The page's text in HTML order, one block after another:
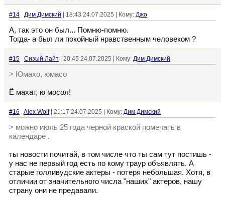
#14 Дим Димский | 18:43 24.07.2025 | Кому: Джо
А, так это он был... Помню-помню.
Тогда- а был ли покойный нравственным человеком ?
#15 Сизый Лайт | 20:45 24.07.2025 | Кому: Дим Димский
> Юмахо, юмасо
Ё махат, ю мосол!
#16 Alex Wolf| 21:17 24.07.2025 | Кому: Дим Димский
> можно июль 25 года черной краской помечать в
календаре .
ты новости почитай, в том числе что ты сам тут постишь -
у нас не первый год есть по кому траур объявлять. А
старые голливудские актеры - потеря небольшая. Хотя, в
отличии от значительного числа "наших" актеров, нашу
страну они не предавали.